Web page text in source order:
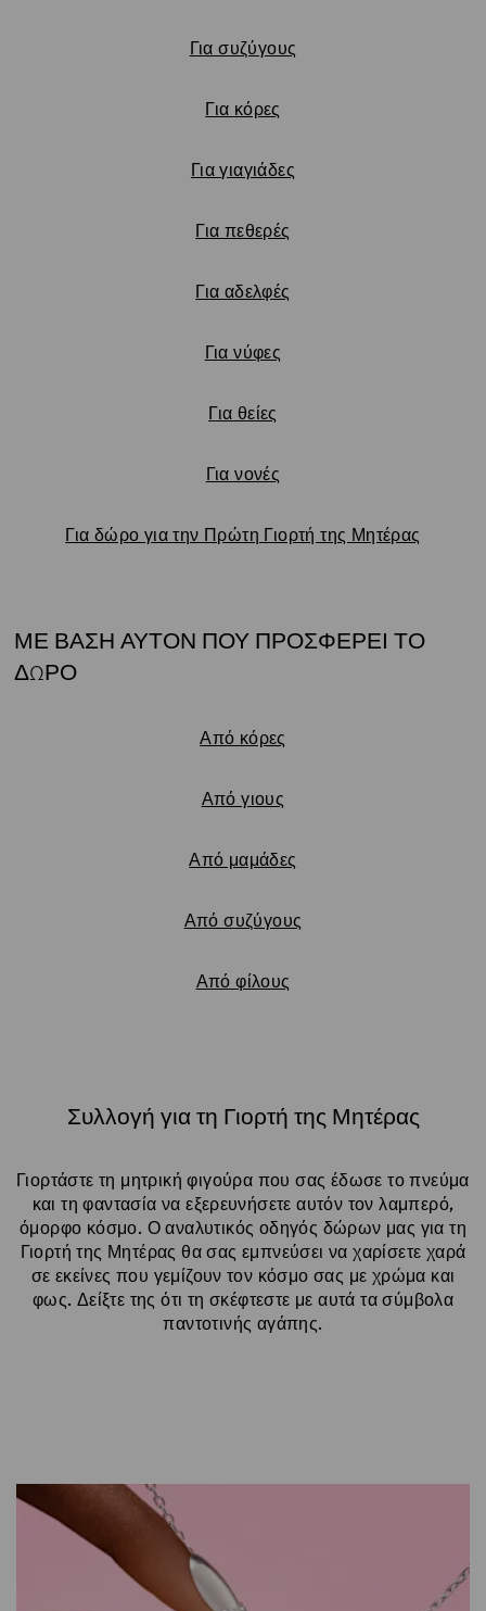
Για συζύγους
Για κόρες
Για γιαγιάδες
Για πεθερές
Για αδελφές
Για νύφες
Για θείες
Για νονές
Για δώρο για την Πρώτη Γιορτή της Μητέρας
ΜΕ ΒΑΣΗ ΑΥΤΟΝ ΠΟΥ ΠΡΟΣΦΕΡΕΙ ΤΟ
ΔΩΡΟ
Από κόρες
Από γιους
Από μαμάδες
Από συζύγους
Από φίλους
Συλλογή για τη Γιορτή της Μητέρας
Γιορτάστε τη μητρική φιγούρα που σας έδωσε το πνεύμα
και τη φαντασία να εξερευνήσετε αυτόν τον λαμπερό,
όμορφο κόσμο. Ο αναλυτικός οδηγός δώρων μας για τη
Γιορτή της Μητέρας θα σας εμπνεύσει να χαρίσετε χαρά
σε εκείνες που γεμίζουν τον κόσμο σας με χρώμα και
φως. Δείξτε της ότι τη σκέφτεστε με αυτά τα σύμβολα
παντοτινής αγάπης.